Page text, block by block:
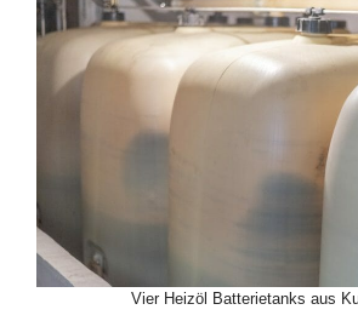
Vier Heizöl Batterietanks aus